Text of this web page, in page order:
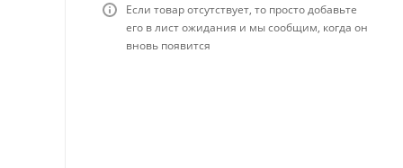
Если товар отсутствует, то просто добавьте
его в лист ожидания и мы сообщим, когда он
вновь появится